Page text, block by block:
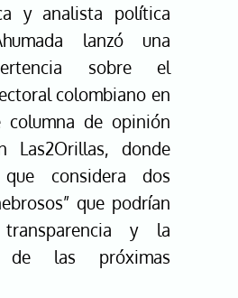
y analista política
lanzó una
sobre el
colombiano en
columna de opinión
Las2Orillas, donde
considera dos
que podrían
y la
de las próximas